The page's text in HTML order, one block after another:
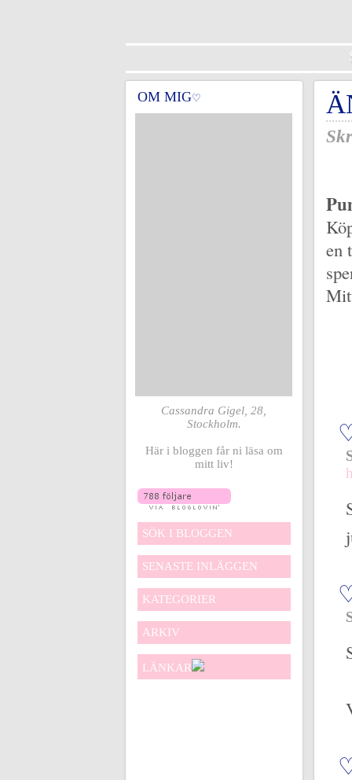
en
OM MIG♡
Cassandra Gigel, 28,
Stockholm.
Här i bloggen får ni läsa om
mitt liv!
SÖK I BLOGGEN
SENASTE INLÄGGEN
KATEGORIER
ARKIV
LÄNKAR